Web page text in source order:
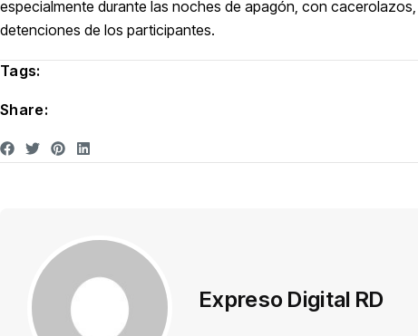
especialmente durante las noches de apagón, con
detenciones de los participantes.
Tags:
Share:
Expreso Digital RD